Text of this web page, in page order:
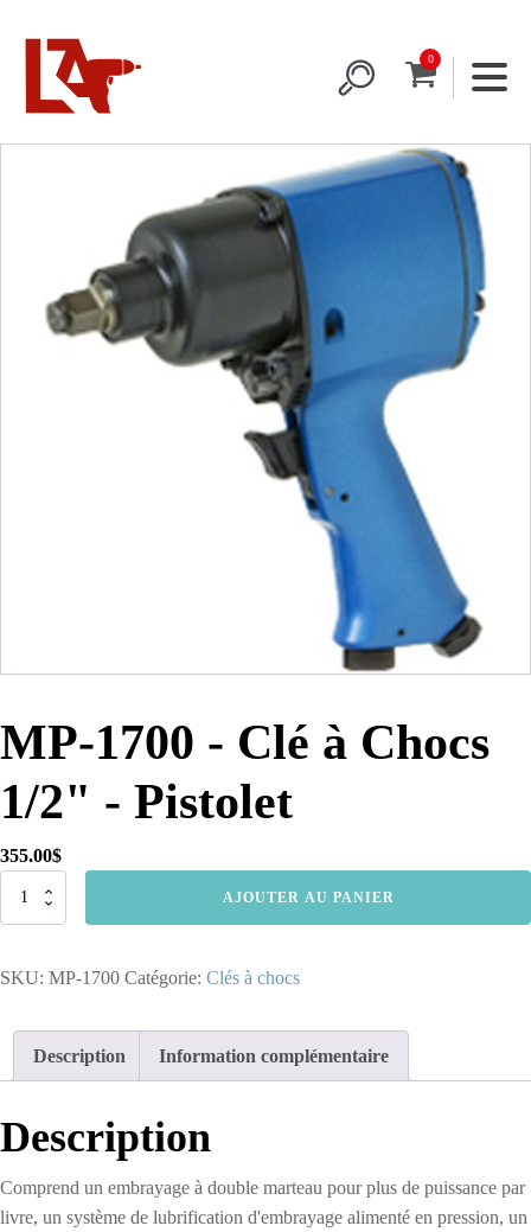
MP-1700 - Clé à Chocs
1/2" - Pistolet
355.00$
quantité
-
Chocs
AJOUTER AU PANIER
SKU: MP-1700 Catégorie: Clés à chocs
Description Information complémentaire
Description
Comprend un embrayage à double marteau pour plus de puissance par
livre, un système de lubrification d'embrayage alimenté en pression, un